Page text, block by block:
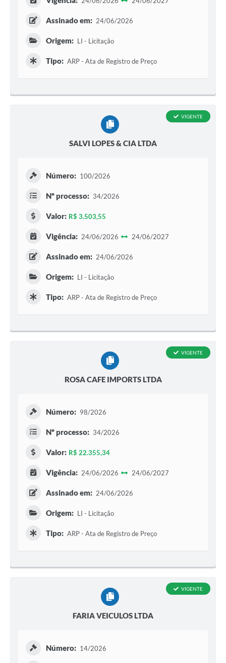
Assinado em: 24/06/2026
Origem: LI - Licitação
Tipo: ARP - Ata de Registro de Preço
SALVI LOPES & CIA LTDA
VIGENTE
Número: 100/2026
Nº processo: 34/2026
Valor: R$ 3.503,55
Vigência: 24/06/2026 24/06/2027
Assinado em: 24/06/2026
Origem: LI - Licitação
Tipo: ARP - Ata de Registro de Preço
ROSA CAFE IMPORTS LTDA
VIGENTE
Número: 98/2026
Nº processo: 34/2026
Valor: R$ 22.355,34
Vigência: 24/06/2026 24/06/2027
Assinado em: 24/06/2026
Origem: LI - Licitação
Tipo: ARP - Ata de Registro de Preço
FARIA VEICULOS LTDA
VIGENTE
Número: 14/2026